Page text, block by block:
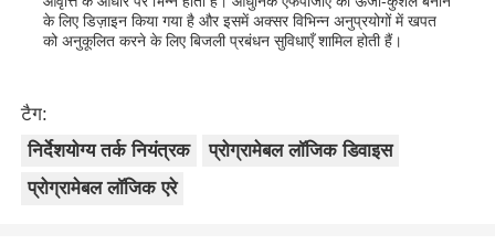
के लिए डिज़ाइन किया गया है और इसमें अक्सर विभिन्न अनुप्रयोगों में खपत
को अनुकूलित करने के लिए बिजली प्रबंधन सुविधाएँ शामिल होती हैं।
टैग:
निर्देशयोग्य तर्क नियंत्रक
प्रोग्रामेबल लॉजिक डिवाइस
प्रोग्रामेबल लॉजिक एरे